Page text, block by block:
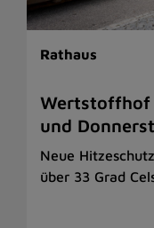
Rathaus
Wertstoffhof
und
Neue
über 33 Grad